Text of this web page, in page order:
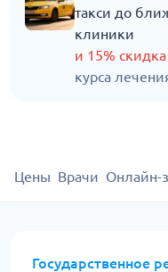
такси до
клиники
и 15% скидка
курса
Цены Врачи Онлайн-
Государственное